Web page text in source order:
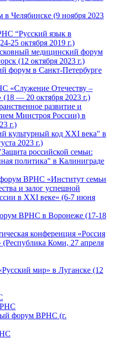
Челябинске (9 ноября 2023
“Русский язык в
25 октября 2019 г.)
медицинский форум
(12 октября 2023 г.)
форум в Санкт-Петербурге
«Служение Отечеству –
(18 — 20 октября 2023 г.)
развитие и
Минстроя России) в
г.)
культурный код XXI века" в
2023 г.)
российской семьи:
политика" в Калиниграде
ВРНС «Институт семьи
и залог успешной
в ХХI веке» (6-7 июня
ВРНС в Воронеже (17-18
конференция «Россия
Коми, 27 апреля
мир» в Луганске (12
форум ВРНС (г.